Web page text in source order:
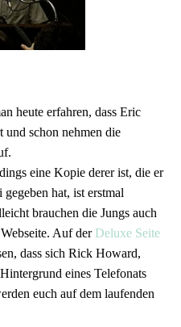
heute erfahren, dass Eric
schon nehmen die
eine Kopie derer ist, die er
hat, ist erstmal
brauchen die Jungs auch
Auf der Deluxe Seite
dass sich Rick Howard,
eines Telefonats
euch auf dem laufenden